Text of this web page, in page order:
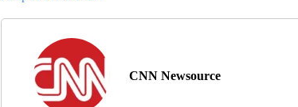
CNN Newsource